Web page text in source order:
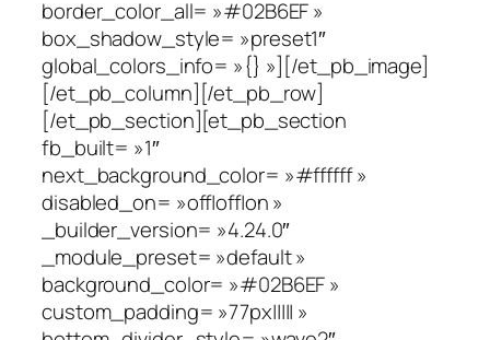
border_color_all= »#02B6EF »
box_shadow_style= »preset1″
global_colors_info= »{} »][/et_pb_image]
[/et_pb_column][/et_pb_row]
[/et_pb_section][et_pb_section
fb_built= »1″
next_background_color= »#ffffff »
disabled_on= »off|off|on »
_builder_version= »4.24.0″
_module_preset= »default »
background_color= »#02B6EF »
custom_padding= »77px||||| »